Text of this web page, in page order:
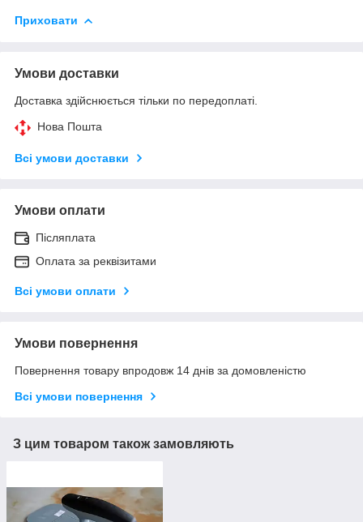
Приховати
Умови доставки
Доставка здійснюється тільки по передоплаті.
Нова Пошта
Всі умови доставки
Умови оплати
Післяплата
Оплата за реквізитами
Всі умови оплати
Умови повернення
Повернення товару впродовж 14 днів за домовленістю
Всі умови повернення
З цим товаром також замовляють